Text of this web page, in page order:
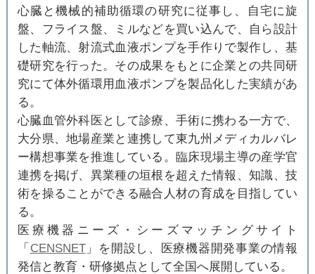
心臓と機械的補助循環の研究に従事し、自宅に旋
盤、フライス盤、ミルなどを買い込んで、自ら設計
した軸流、射流式血液ポンプを手作りで製作し、基
礎研究を行った。その成果をもとに企業との共同研
究にて体外循環用血液ポンプを製品化した実績があ
る。
心臓血管外科医として診療、手術に携わる一方で、
大分県、地場産業と連携して東九州メディカルバレ
ー構想事業を推進している。臨床現場主導の産学官
連携を掲げ、異業種の垣根を超えた情報、知識、技
術を操ることができる融合人材の育成を目指してい
る。
医療機器ニーズ・シーズマッチングサイト
「 CENSNET」を開設し、医療機器開発事業の情報
発信と教育・研修拠点として全国へ展開している。